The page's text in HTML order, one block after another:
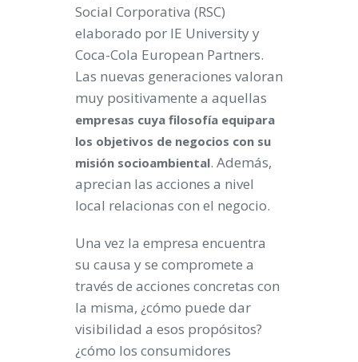
Social Corporativa (RSC)
elaborado por IE University y
Coca-Cola European Partners.
Las nuevas generaciones valoran
muy positivamente a aquellas
empresas cuya filosofía equipara
los objetivos de negocios con su
misión socioambiental. Además,
aprecian las acciones a nivel
local relacionas con el negocio.
Una vez la empresa encuentra
su causa y se compromete a
través de acciones concretas con
la misma, ¿cómo puede dar
visibilidad a esos propósitos?
¿cómo los consumidores